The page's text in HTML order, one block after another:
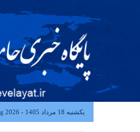
یکشنبه 18 مرداد 1405 - Sun 09 Aug 2026